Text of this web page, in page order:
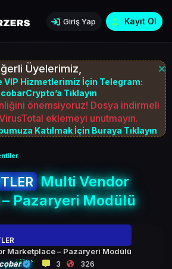
Giriş Yap Kayıt Ol
Üyelerimiz,
VIP Hizmetlerimiz İçin Telegram:
Tıklayın
önemsiyoruz! Dosya indirmeli
eklemeyi unutmayın.
Katılmak İçin Buraya Tıklayın
Multi Vendor
Pazaryeri Modülü
Marketplace – Pazaryeri Modülü
3 326